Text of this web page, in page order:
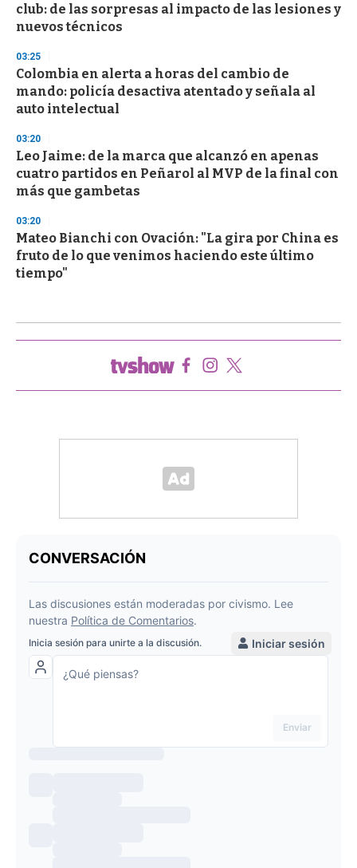
club: de las sorpresas al impacto de las lesiones y
nuevos técnicos
03:25
Colombia en alerta a horas del cambio de
mando: policía desactiva atentado y señala al
auto intelectual
03:20
Leo Jaime: de la marca que alcanzó en apenas
cuatro partidos en Peñarol al MVP de la final con
más que gambetas
03:20
Mateo Bianchi con Ovación: "La gira por China es
fruto de lo que venimos haciendo este último
tiempo"